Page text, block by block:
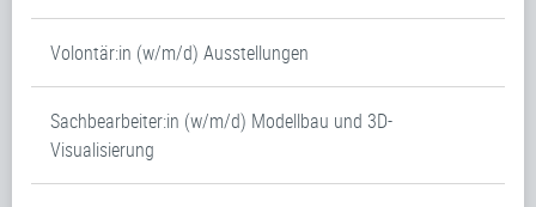
Volontär:in (w/m/d) Ausstellungen
Sachbearbeiter:in (w/m/d) Modellbau und 3D-
Visualisierung